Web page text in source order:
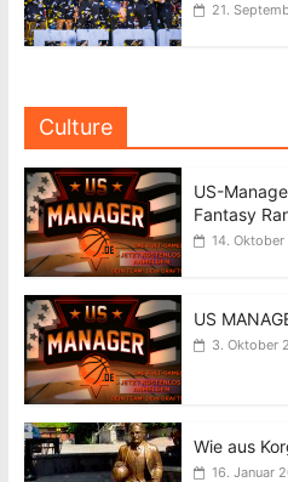
21.
Culture
US-
Fantasy
14.
US
3. Oktober
Wie aus
16. Januar